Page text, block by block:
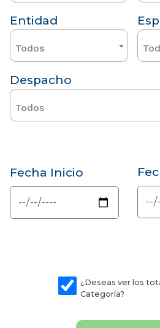
Entidad
Todos
Despacho
Todos
Fecha Inicio
¿Deseas ver los
Categoría?